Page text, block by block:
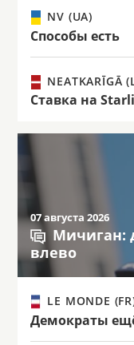
NV (UA)
Способы есть
NEATKARĪGĀ
Ставка на
07 августа 2026
Мичиган:
влево
LE MONDE
Демократы